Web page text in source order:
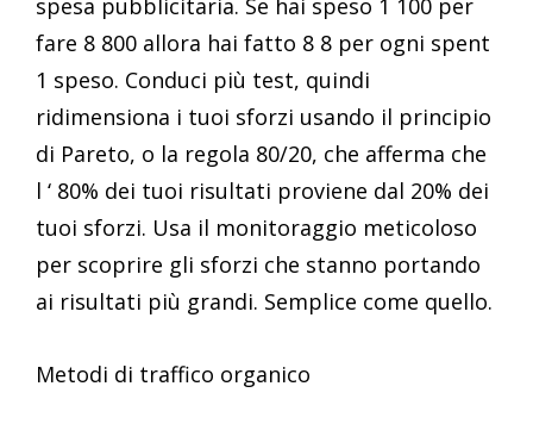
fare 8 800 allora hai fatto 8 8 per ogni spent
1 speso. Conduci più test, quindi
ridimensiona i tuoi sforzi usando il principio
di Pareto, o la regola 80/20, che afferma che
l ‘ 80% dei tuoi risultati proviene dal 20% dei
tuoi sforzi. Usa il monitoraggio meticoloso
per scoprire gli sforzi che stanno portando
ai risultati più grandi. Semplice come quello.
Metodi di traffico organico